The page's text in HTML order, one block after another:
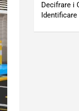
Decifrare i